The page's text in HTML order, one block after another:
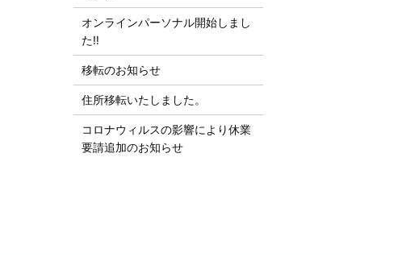
オンラインパーソナル開始しまし
た‼︎
移転のお知らせ
住所移転いたしました。
コロナウィルスの影響により休業
要請追加のお知らせ